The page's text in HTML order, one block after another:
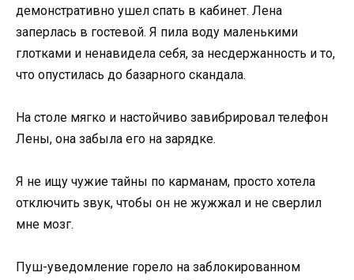
демонстративно ушел спать в кабинет. Лена
заперлась в гостевой. Я пила воду маленькими
глотками и ненавидела себя, за несдержанность и то,
что опустилась до базарного скандала.
На столе мягко и настойчиво завибрировал телефон
Лены, она забыла его на зарядке.
Я не ищу чужие тайны по карманам, просто хотела
отключить звук, чтобы он не жужжал и не сверлил
мне мозг.
Пуш-уведомление горело на заблокированном